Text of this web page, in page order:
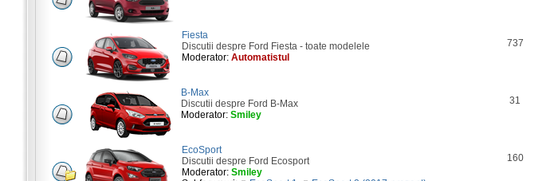
Fiesta
Discutii despre Ford Fiesta - toate modelele
Moderator: Automatistul
737
B-Max
Discutii despre Ford B-Max
Moderator: Smiley
31
EcoSport
Discutii despre Ford Ecosport
Moderator: Smiley
160